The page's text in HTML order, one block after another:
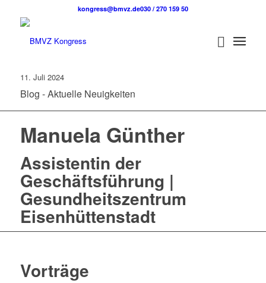
kongress@bmvz.de030 / 270 159 50
11. Juli 2024
Blog - Aktuelle Neuigkeiten
Manuela Günther
Assistentin der
Geschäftsführung |
Gesundheitszentrum
Eisenhüttenstadt
Vorträge